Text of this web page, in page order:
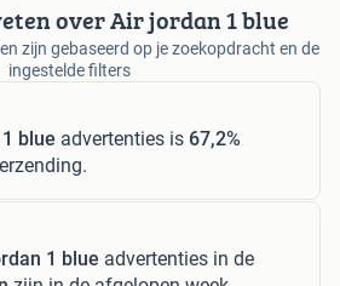
over Air jordan 1 blue
zijn gebaseerd op je zoekopdracht en de
ingestelde filters
blue advertenties is 67,2%
1 blue advertenties in de